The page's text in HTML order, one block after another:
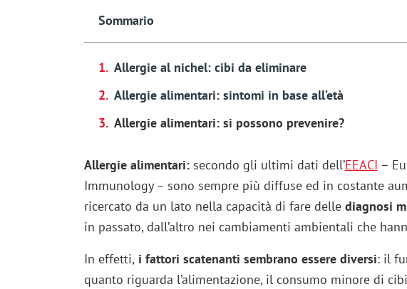
Sommario
Allergie al nichel: cibi da eliminare
Allergie alimentari: sintomi in base all’età
Allergie alimentari: si possono prevenire?
Allergie alimentari: secondo gli ultimi dati dell’EEACI –
Immunology – sono sempre più diffuse ed in costante
ricercato da un lato nella capacità di fare delle diagnosi
in passato, dall’altro nei cambiamenti ambientali che
In effetti,i fattori scatenanti sembrano essere diversi: il
quanto riguarda l’alimentazione, il consumo minore di